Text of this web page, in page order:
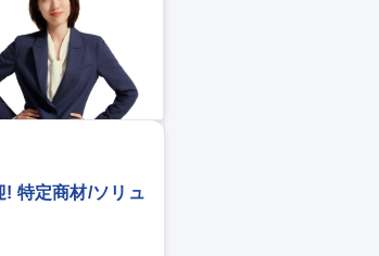
! 特定商材/ソリュ